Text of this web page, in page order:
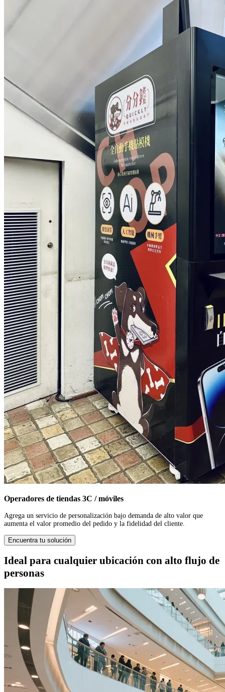
Operadores de tiendas 3C / móviles
Agrega un servicio de personalización bajo demanda de alto valor que
aumenta el valor promedio del pedido y la fidelidad del cliente.
Encuentra tu solución
Ideal para cualquier ubicación con alto flujo de
personas